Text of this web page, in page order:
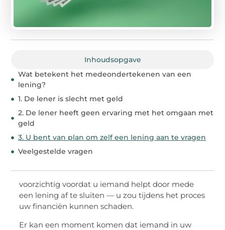
Inhoudsopgave
Wat betekent het medeondertekenen van een
lening?
1. De lener is slecht met geld
2. De lener heeft geen ervaring met het omgaan met
geld
3. U bent van plan om zelf een lening aan te vragen
Veelgestelde vragen
voorzichtig voordat u iemand helpt door mede
een lening af te sluiten — u zou tijdens het proces
uw financiën kunnen schaden.
Er kan een moment komen dat iemand in uw